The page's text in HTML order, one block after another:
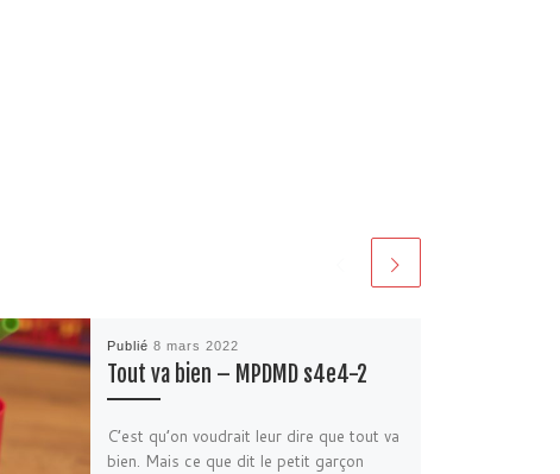
Publié 8 mars 2022
Tout va bien – MPDMD s4e4-2
C’est qu’on voudrait leur dire que tout va
bien. Mais ce que dit le petit garçon